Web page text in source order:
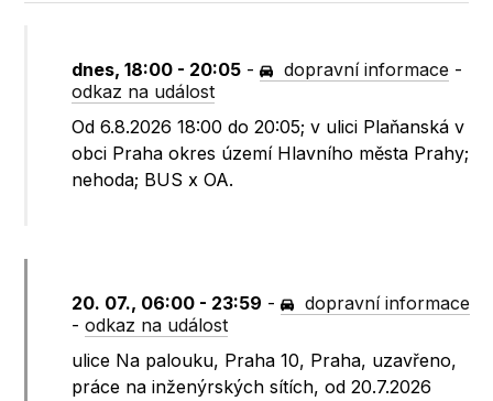
dnes, 18:00 - 20:05 - dopravní informace -
odkaz na událost
Od 6.8.2026 18:00 do 20:05; v ulici Plaňanská v
obci Praha okres území Hlavního města Prahy;
nehoda; BUS x OA.
20. 07., 06:00 - 23:59 -
dopravní informace
-odkaz na událost
ulice Na palouku, Praha 10, Praha, uzavřeno,
práce na inženýrských sítích, od 20.7.2026